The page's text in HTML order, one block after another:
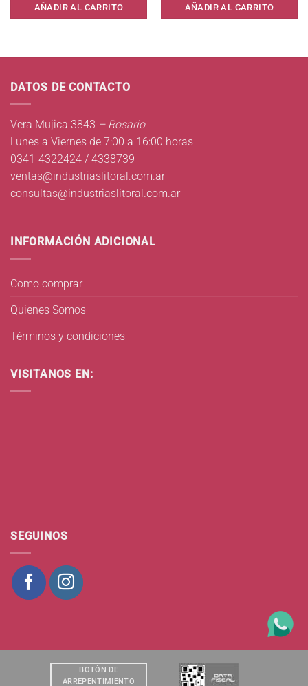
AÑADIR AL CARRITO AÑADIR AL CARRITO
DATOS DE CONTACTO
Vera Mujica 3843 – Rosario
Lunes a Viernes de 7:00 a 16:00 horas
0341-4322424 / 4338739
ventas@industriaslitoral.com.ar
consultas@industriaslitoral.com.ar
INFORMACIÓN ADICIONAL
Como comprar
Quienes Somos
Términos y condiciones
VISITANOS EN:
SEGUINOS
BOTÒN DE
ARREPENTIMIENTO